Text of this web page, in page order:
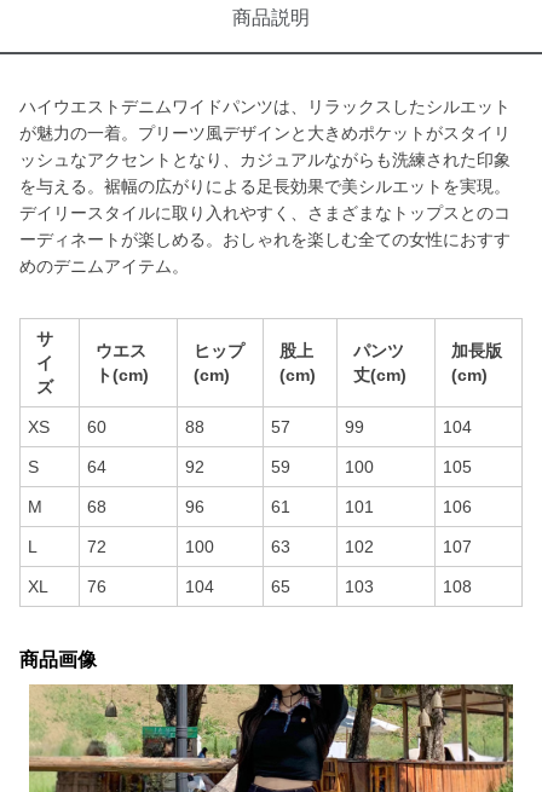
商品説明
ハイウエストデニムワイドパンツは、リラックスしたシルエット
が魅力の一着。プリーツ風デザインと大きめポケットがスタイリ
ッシュなアクセントとなり、カジュアルながらも洗練された印象
を与える。裾幅の広がりによる足長効果で美シルエットを実現。
デイリースタイルに取り入れやすく、さまざまなトップスとのコ
ーディネートが楽しめる。おしゃれを楽しむ全ての女性におすす
めのデニムアイテム。
サ
イ
ズ
ウエス
ト(cm)
ヒップ
(cm)
股上
(cm)
パンツ
丈(cm)
加長版
(cm)
XS 60 88 57 99 104
S 64 92 59 100 105
M 68 96 61 101 106
L 72 100 63 102 107
XL 76 104 65 103 108
商品画像